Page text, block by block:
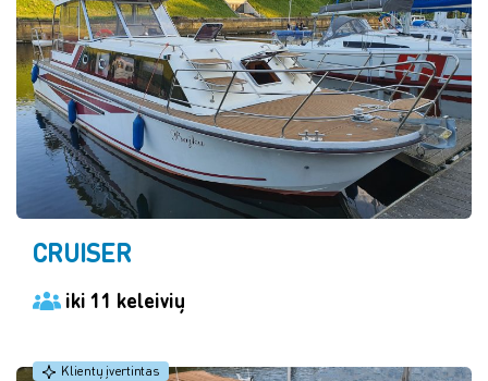
CRUISER
iki 11 keleivių
Klientų įvertintas